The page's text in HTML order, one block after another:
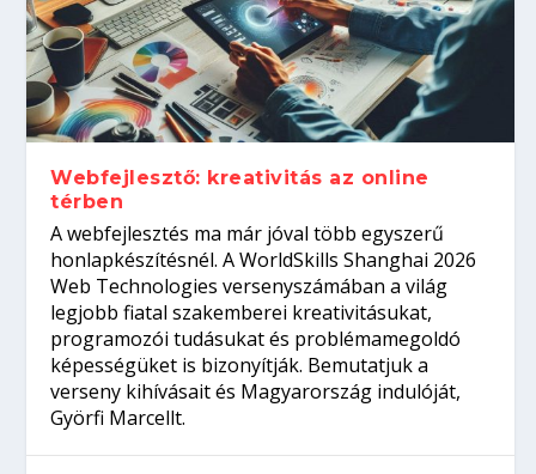
Kitalálod, mire használják ezeket a
gépeket?
Nem sikerült az egyetemi felvételi?
Tanulj szakmát!
Szoftverfejlesztő: verseny kódban –
amikor néhány sor program dönti el a
világversenyt...
Digitális detox – hogyan kapcsolódj ki
telefon nélkül?
Webfejlesztő: kreativitás az online
térben
A webfejlesztés ma már jóval több egyszerű
honlapkészítésnél. A WorldSkills Shanghai 2026
Web Technologies versenyszámában a világ
legjobb fiatal szakemberei kreativitásukat,
programozói tudásukat és problémamegoldó
képességüket is bizonyítják. Bemutatjuk a
verseny kihívásait és Magyarország indulóját,
Györfi Marcellt.